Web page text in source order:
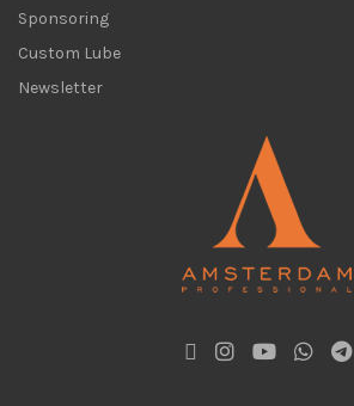
Sponsoring
Custom Lube
Newsletter